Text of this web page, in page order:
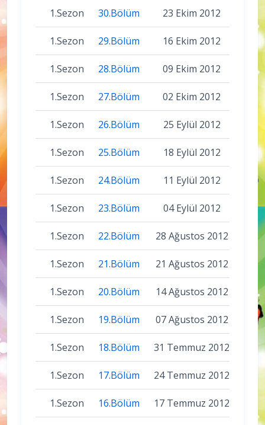
1.Sezon 30.Bölüm 23 Ekim 2012
1.Sezon 29.Bölüm 16 Ekim 2012
1.Sezon 28.Bölüm 09 Ekim 2012
1.Sezon 27.Bölüm 02 Ekim 2012
1.Sezon 26.Bölüm 25 Eylül 2012
1.Sezon 25.Bölüm 18 Eylül 2012
1.Sezon 24.Bölüm 11 Eylül 2012
1.Sezon 23.Bölüm 04 Eylül 2012
1.Sezon 22.Bölüm 28 Ağustos 2012
1.Sezon 21.Bölüm 21 Ağustos 2012
1.Sezon 20.Bölüm 14 Ağustos 2012
1.Sezon 19.Bölüm 07 Ağustos 2012
1.Sezon 18.Bölüm 31 Temmuz 2012
1.Sezon 17.Bölüm 24 Temmuz 2012
1.Sezon 16.Bölüm 17 Temmuz 2012